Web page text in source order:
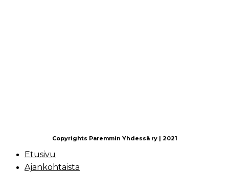
Copyrights Paremmin Yhdessä ry | 2021
Etusivu
Ajankohtaista